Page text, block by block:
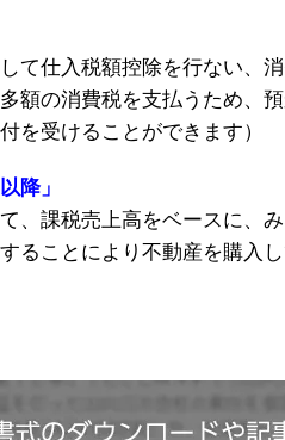
て仕入税額控除を行ない、
多額の消費税を支払うため、
を受けることができます）
降」
、課税売上高をベースに、
ることにより不動産を購入